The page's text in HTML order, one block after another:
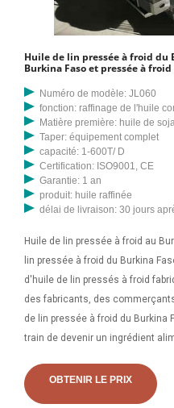
Huile de lin pressée à froid du
Burkina Faso et pressée à froid
Numéro de modèle: JL060
fonction: raffinage de l'huile
Matière première: huile de
Taper: équipement complet
capacité: 1-600T/ D
Certification: ISO9001, CE
Garantie: 1 an
produit: huile raffinée
délai de livraison: 30 jours
Huile de lin pressée à froid au
lin pressée à froid du Burkina
d'huile de lin pressés à froid
des fabricants, des
de lin pressée à froid du Burkina
train de devenir un ingrédient
est la source végétale la plus
de lin L'huile de lin contient 50 à
OBTENIR LE PRIX